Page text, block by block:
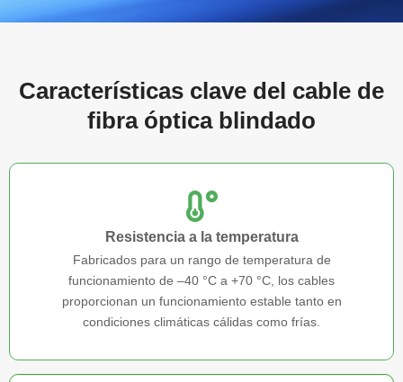
Características clave del cable de
fibra óptica blindado
Resistencia a la temperatura
Fabricados para un rango de temperatura de
funcionamiento de –40 °C a +70 °C, los cables
proporcionan un funcionamiento estable tanto en
condiciones climáticas cálidas como frías.